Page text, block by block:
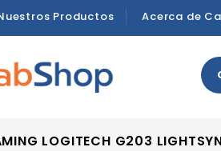
Productos Acerca de
LOGITECH G203